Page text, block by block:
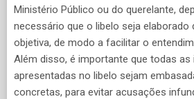
Ministério Público ou do querelante,
necessário que o libelo seja elaborado
objetiva, de modo a facilitar o
Além disso, é importante que todas
apresentadas no libelo sejam
concretas, para evitar acusações